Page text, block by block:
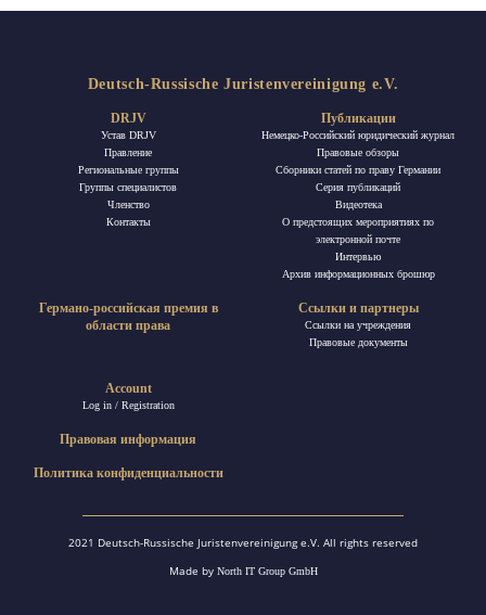
Deutsch-Russische Juristenvereinigung e.V.
DRJV
Устав DRJV
Правление
Региональные группы
Группы специалистов
Членство
Контакты
Публикации
Немецко-Российский юридический журнал
Правовые обзоры
Сборники статей по праву Германии
Ceрия публикаций
Видеотека
О предстоящих мероприятиях по
электронной почте
Интервью
Архив информационных брошюр
Германо-российская премия в
области права
Account
Log in / Registration
Ссылки и партнеры
Ссылки на учреждения
Правовые документы
Правовая информация
Политика конфиденциальности
2021 Deutsch-Russische Juristenvereinigung e.V. All rights reserved
Made by North IT Group GmbH